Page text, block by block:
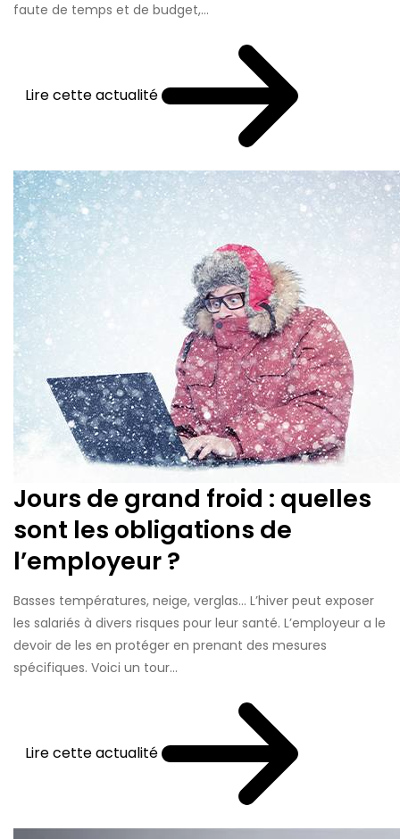
faute de temps et de budget,...
Lire cette actualité
Jours de grand froid : quelles
sont les obligations de
l’employeur ?
Basses températures, neige, verglas… L’hiver peut exposer
les salariés à divers risques pour leur santé. L’employeur a le
devoir de les en protéger en prenant des mesures
spécifiques. Voici un tour...
Lire cette actualité